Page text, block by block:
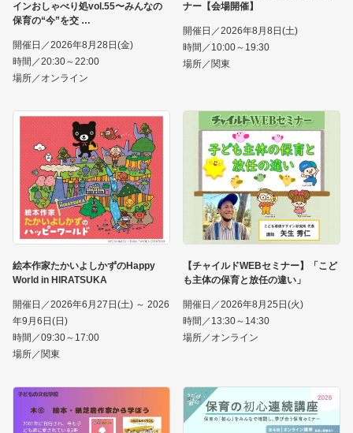
インおしゃべり処vol.55〜みんなの
保育の“今”を交
開催日／2026年8月28日(金)
時間／20:30～22:00
場所／オンライン
ナー【会場開催】
開催日／2026年8月8日(土)
時間／10:00～19:30
場所／関東
絵本作家たかいよしかずのHappy
World in HIRATSUKA
開催日／2026年6月27日(土) ～ 2026
年9月6日(日)
時間／09:30～17:00
場所／関東
【チャイルドWEBセミナー】「こど
も主体の保育と放任の違い」
開催日／2026年8月25日(火)
時間／13:30～14:30
場所／オンライン